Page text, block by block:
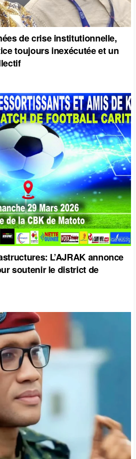
de crise institutionnelle,
toujours inexécutée et un
L’AJRAK annonce
soutenir le district de